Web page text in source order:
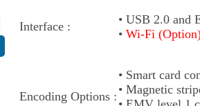
Interface :
• USB 2.0 and
• Wi-Fi
Encoding Options :
• Smart card
• Magnetic